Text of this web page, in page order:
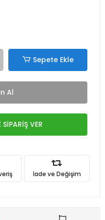
Sepete Ekle
Al
VER
İade ve Değişim